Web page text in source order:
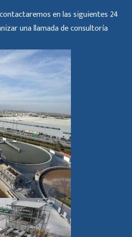
en las siguientes 24
una llamada de consultoría